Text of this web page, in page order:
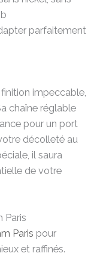
parfaitement
impeccable,
chaîne réglable
pour un port
décolleté au
il saura
de votre
Paris
Paris pour
et raffinés.